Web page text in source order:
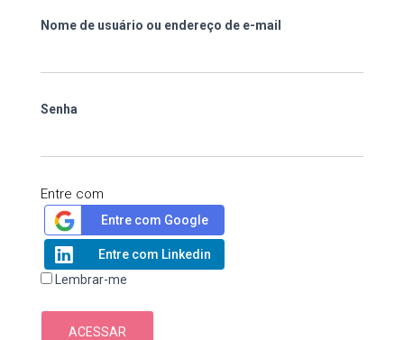
Nome de usuário ou endereço de e-mail
Senha
Entre com
Entre com Google
Entre com Linkedin
Lembrar-me
ACESSAR